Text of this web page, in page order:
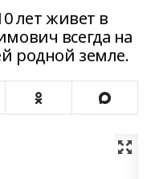
лет живет в
всегда на
родной земле.